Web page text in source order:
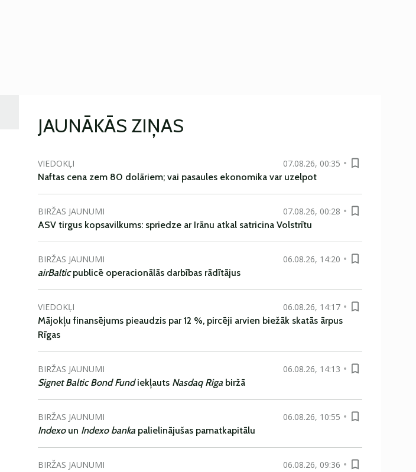
JAUNĀKĀS ZIŅAS
VIEDOKĻI
07.08.26, 00:35
Naftas cena zem 80 dolāriem; vai pasaules ekonomika var uzelpot
BIRŽAS JAUNUMI
07.08.26, 00:28
ASV tirgus kopsavilkums: spriedze ar Irānu atkal satricina Volstrītu
BIRŽAS JAUNUMI
06.08.26, 14:20
airBalticpublicē operacionālās darbības rādītājus
VIEDOKĻI
06.08.26, 14:17
Mājokļu finansējums pieaudzis par 12 %, pircēji arvien biežāk skatās ārpus
Rīgas
BIRŽAS JAUNUMI
06.08.26, 14:13
Signet Baltic Bond Fundiekļauts Nasdaq Riga biržā
BIRŽAS JAUNUMI
06.08.26, 10:55
Indexoun Indexo banka palielinājušas pamatkapitālu
BIRŽAS JAUNUMI
06.08.26, 09:36